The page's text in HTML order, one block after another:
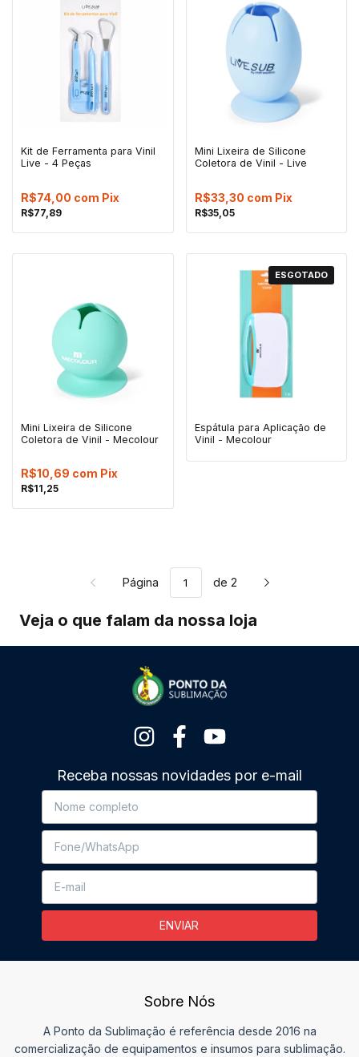
Kit de Ferramenta para Vinil
Live - 4 Peças
R$77,89
R$74,00 com Pix
Mini Lixeira de Silicone
Coletora de Vinil - Live
R$35,05
R$33,30 com Pix
Mini Lixeira de Silicone
Coletora de Vinil - Mecolour
R$11,25
R$10,69 com Pix
ESGOTADO
Espátula para Aplicação de
Vinil - Mecolour
Página de 2
Veja o que falam da nossa loja
Receba nossas novidades por e-mail
Sobre Nós
A Ponto da Sublimação é referência desde 2016 na
comercialização de equipamentos e insumos para sublimação.